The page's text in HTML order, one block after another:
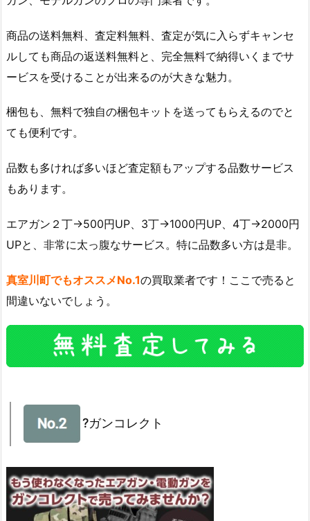
商品の送料無料、査定料無料、査定が気に入らずキャンセ
ルしても商品の返送料無料と、完全無料で納得いくまでサ
ービスを受けることが出来るのが大きな魅力。
梱包も、無料で独自の梱包キットを送ってもらえるのでと
ても便利です。
品数も多ければ多いほど査定額もアップする品数サービス
もあります。
エアガン２丁→500円UP、3丁→1000円UP、4丁→2000円
UPと、非常に太っ腹なサービス。特に品数多い方は是非。
真室川町でもオススメNo.1の買取業者です！ここで売ると
間違いないでしょう。
?ガンコレクト